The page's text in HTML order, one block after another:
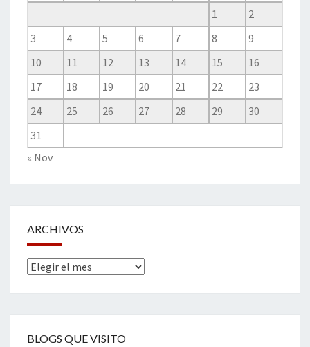
1
2
3
4 5 6 7 8
9
10
11 12 13 14 15
16
17
18 19 20 21 22
23
24
25 26 27 28 29
30
31
« Nov
ARCHIVOS
Archivos
BLOGS QUE VISITO